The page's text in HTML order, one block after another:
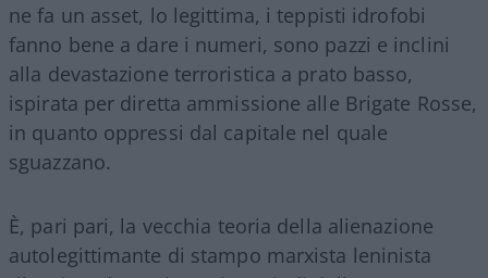
ne fa un asset, lo legittima, i teppisti idrofobi
fanno bene a dare i numeri, sono pazzi e inclini
alla devastazione terroristica a prato basso,
ispirata per diretta ammissione alle Brigate Rosse,
in quanto oppressi dal capitale nel quale
sguazzano.
È, pari pari, la vecchia teoria della alienazione
autolegittimante di stampo marxista leninista